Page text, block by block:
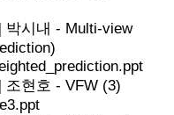
박시내 - Multi-view
조현호 - VFW (3)